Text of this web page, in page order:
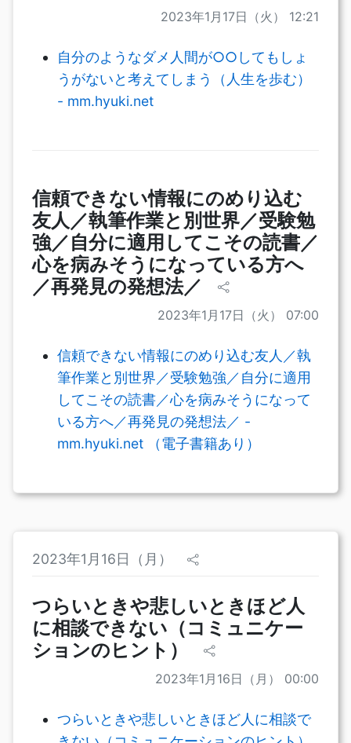
2023年1月17日（火） 12:21
自分のようなダメ人間が○○してもしょ
うがないと考えてしまう（人生を歩む）
- mm.hyuki.net
信頼できない情報にのめり込む
友人／執筆作業と別世界／受験勉
強／自分に適用してこその読書／
心を病みそうになっている方へ
／再発見の発想法／
2023年1月17日（火） 07:00
信頼できない情報にのめり込む友人／執
筆作業と別世界／受験勉強／自分に適用
してこその読書／心を病みそうになって
いる方へ／再発見の発想法／ -
mm.hyuki.net （電子書籍あり）
2023年1月16日（月）
つらいときや悲しいときほど人
に相談できない（コミュニケー
ションのヒント）
2023年1月16日（月） 00:00
つらいときや悲しいときほど人に相談で